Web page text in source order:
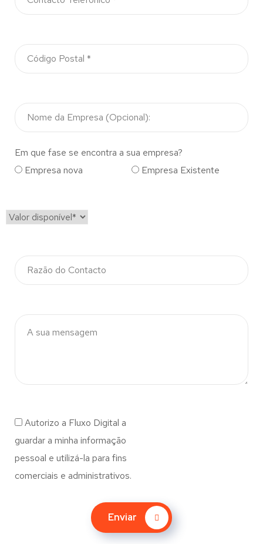
Em que fase se encontra a sua empresa?
Empresa nova
Empresa Existente
Autorizo a Fluxo Digital a
guardar a minha informação
pessoal e utilizá-la para fins
comerciais e administrativos.
Enviar